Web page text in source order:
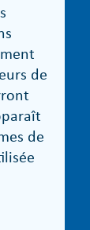
de
de